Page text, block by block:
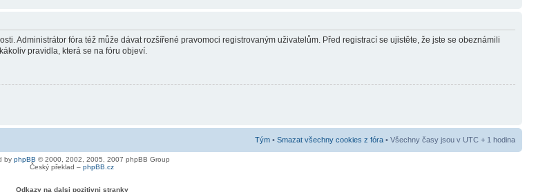
Administrátor fóra též může dávat rozšířené pravomoci registrovaným uživatelům. Před registrací se ujistěte, že jste se obeznámili
pravidla, která se na fóru objeví.
Tým • Smazat všechny cookies z fóra • Všechny časy jsou v UTC + 1 hodina
by phpBB © 2000, 2002, 2005, 2007 phpBB Group
Český překlad – phpBB.cz
Odkazy na dalsi pozitivni stranky